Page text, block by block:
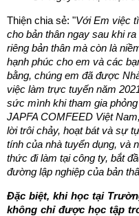
Thiện chia sẻ: "Với Em việc
cho bản thân ngay sau khi
riêng bản thân mà còn là
hạnh phúc cho em và các
bằng, chúng em đã được
việc làm trực tuyến năm
sức mình khi tham gia
JAPFA COMFEED Việt
lời trôi chảy, hoạt bát và sự
tính của nhà tuyển dụng, và
thức đi làm tại công ty, bắt
đường lập nghiệp của bản
Đặc biệt, khi học tại
không chỉ được học tập